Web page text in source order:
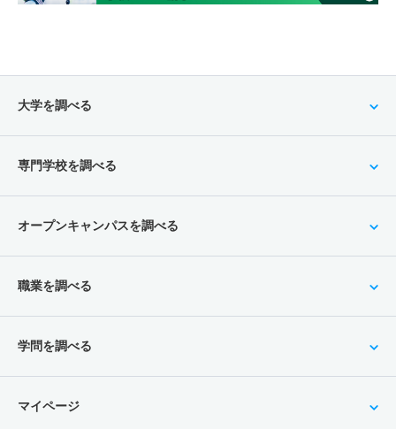
大学を調べる
専門学校を調べる
オープンキャンパスを調べる
職業を調べる
学問を調べる
マイページ